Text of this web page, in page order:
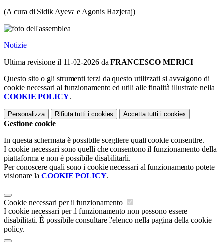
(A cura di Sidik Ayeva e Agonis Hazjeraj)
Notizie
Ultima revisione il 11-02-2026 da FRANCESCO MERICI
Questo sito o gli strumenti terzi da questo utilizzati si avvalgono di
cookie necessari al funzionamento ed utili alle finalità illustrate nella
COOKIE POLICY.
Personalizza Rifiuta tutti i cookies Accetta tutti i cookies
Gestione cookie
In questa schermata è possibile scegliere quali cookie consentire.
I cookie necessari sono quelli che consentono il funzionamento della
piattaforma e non è possibile disabilitarli.
Per conoscere quali sono i cookie necessari al funzionamento potete
visionare la COOKIE POLICY.
Cookie necessari per il funzionamento
I cookie necessari per il funzionamento non possono essere
disabilitati. È possibile consultare l'elenco nella pagina della cookie
policy.